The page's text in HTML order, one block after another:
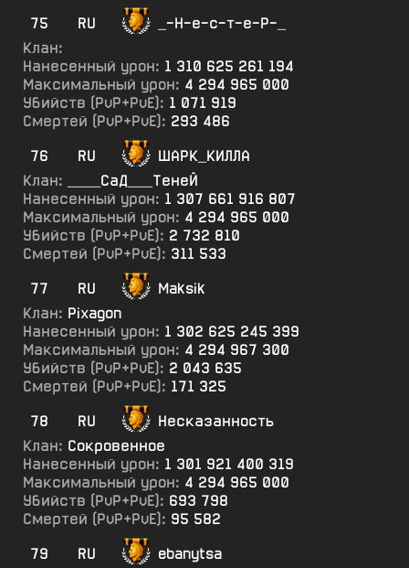
75
RU
_-Н-е-с-т-е-Р-_
Клан:
Нанесенный урон: 1 310 625 261 194
Максимальный урон: 4 294 965 000
Убийств (PvP+PvE): 1 071 919
Смертей (PvP+PvE): 293 486
76
RU
ШАРК_КИЛЛА
Клан:
____СаД___ТенеЙ
Нанесенный урон: 1 307 661 916 807
Максимальный урон: 4 294 965 000
Убийств (PvP+PvE): 2 732 810
Смертей (PvP+PvE): 311 533
77
RU
Maksik
Клан: Pixagon
Нанесенный урон: 1 302 625 245 399
Максимальный урон: 4 294 967 300
Убийств (PvP+PvE): 2 043 635
Смертей (PvP+PvE): 171 325
78
RU
Несказанность
Клан: Сокровенное
Нанесенный урон: 1 301 921 400 319
Максимальный урон: 4 294 965 000
Убийств (PvP+PvE): 693 798
Смертей (PvP+PvE): 95 582
79
RU
ebanytsa